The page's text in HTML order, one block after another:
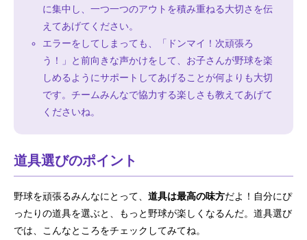
に集中し、一つ一つのアウトを積み重ねる大切さを伝
えてあげてください。
エラーをしてしまっても、「ドンマイ！次頑張ろ
う！」と前向きな声かけをして、お子さんが野球を楽
しめるようにサポートしてあげることが何よりも大切
です。チームみんなで協力する楽しさも教えてあげて
くださいね。
道具選びのポイント
野球を頑張るみんなにとって、 道具は最高の味方だよ！自分にぴ
ったりの道具を選ぶと、もっと野球が楽しくなるんだ。道具選び
では、こんなところをチェックしてみてね。